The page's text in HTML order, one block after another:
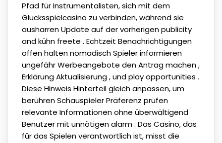
Pfad für Instrumentalisten, sich mit dem
Glücksspielcasino zu verbinden, während sie
ausharren Update auf der vorherigen publicity
and kühn freete . Echtzeit Benachrichtigungen
offen halten nomadisch Spieler informieren
ungefähr Werbeangebote den Antrag machen ,
Erklärung Aktualisierung , und play opportunities .
Diese Hinweis Hinterteil gleich anpassen, um
berühren Schauspieler Präferenz prüfen
relevante Informationen ohne überwältigend
Benutzer mit unnötigen alarm . Das Casino, das
für das Spielen verantwortlich ist, misst die